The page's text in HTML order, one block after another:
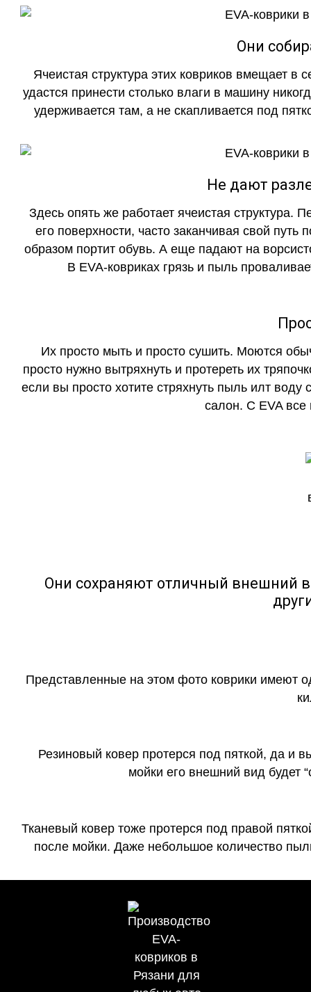
Они
Ячеистая структура этих ковриков вмещает в
удастся принести столько влаги в машину
удерживается там, а не скапливается под
Не дают
Здесь опять же работает ячеистая структура.
его поверхности, часто заканчивая свой
образом портит обувь. А еще падают на
В EVA-ковриках грязь и пыль
Их просто мыть и просто сушить. Моются
просто нужно вытряхнуть и протереть их
если вы просто хотите стряхнуть пыль илт воду
салон. С EVA все
Они сохраняют отличный внешний
Представленные на этом фото коврики имеют
Резиновый ковер протерся под пяткой, да и
мойки его внешний вид будет
Тканевый ковер тоже протерся под правой
после мойки. Даже небольшое количество